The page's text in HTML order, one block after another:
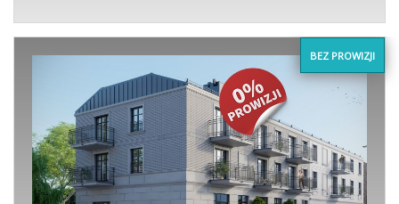
BEZ PROWIZJI